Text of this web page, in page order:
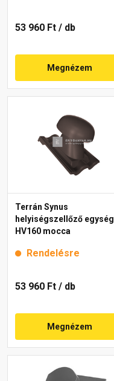
53 960 Ft / db
Megnézem
Terrán Synus
helyiségszellőző egység
HV160 mocca
Rendelésre
53 960 Ft / db
Megnézem